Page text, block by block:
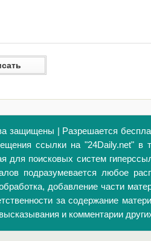
защищены | Разрешается
ссылки на "24Daily.net" в
для поисковых систем
подразумевается любое
добавление части
за содержание
и комментарии